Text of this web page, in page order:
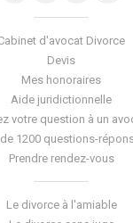
d'avocat Divorce
Devis
Mes honoraires
Aide juridictionnelle
votre question à un
1200 questions-
Prendre rendez-vous
Le divorce à l'amiable